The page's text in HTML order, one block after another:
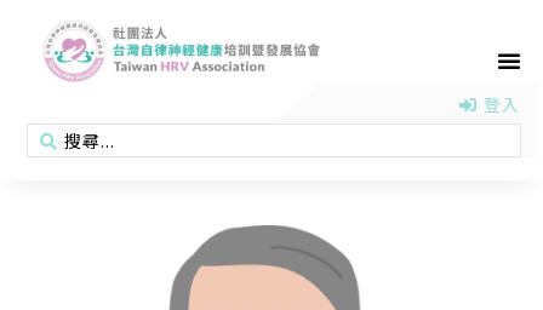
登入